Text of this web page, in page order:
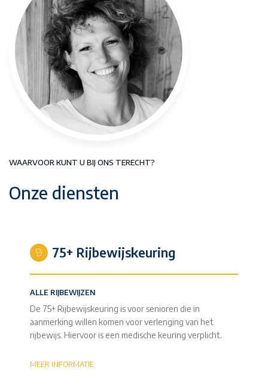
WAARVOOR KUNT U BIJ ONS TERECHT?
Onze diensten
75+ Rijbewijskeuring
ALLE RIJBEWIJZEN
De 75+ Rijbewijskeuring is voor senioren die in
aanmerking willen komen voor verlenging van het
rijbewijs. Hiervoor is een medische keuring verplicht.
MEER INFORMATIE